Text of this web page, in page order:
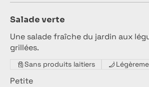
Salade verte
Une salade fraîche du jardin aux
grillées.
Petite
Sans produits laitiers